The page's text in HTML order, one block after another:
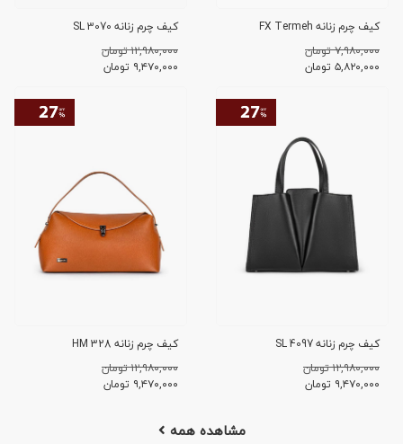
کیف چرم زنانه FX Termeh
۷,۹۸۰,۰۰۰ تومان
۵,۸۲۰,۰۰۰ تومان
کیف چرم زنانه SL 3070
۱۲,۹۸۰,۰۰۰ تومان
۹,۴۷۰,۰۰۰ تومان
کیف چرم زنانه SL 4097
۱۲,۹۸۰,۰۰۰ تومان
۹,۴۷۰,۰۰۰ تومان
کیف چرم زنانه HM 328
۱۲,۹۸۰,۰۰۰ تومان
۹,۴۷۰,۰۰۰ تومان
مشاهده همه